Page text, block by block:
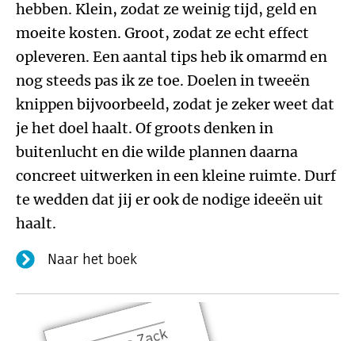
hebben. Klein, zodat ze weinig tijd, geld en
moeite kosten. Groot, zodat ze echt effect
opleveren. Een aantal tips heb ik omarmd en
nog steeds pas ik ze toe. Doelen in tweeën
knippen bijvoorbeeld, zodat je zeker weet dat
je het doel haalt. Of groots denken in
buitenlucht en die wilde plannen daarna
concreet uitwerken in een kleine ruimte. Durf
te wedden dat jij er ook de nodige ideeën uit
haalt.
Naar het boek